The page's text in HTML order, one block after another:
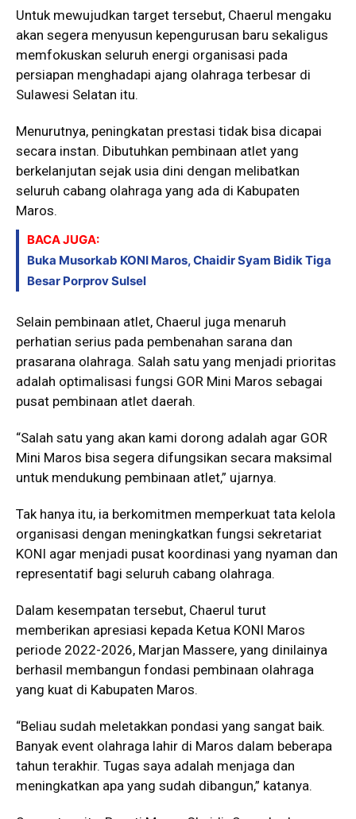
Untuk mewujudkan target tersebut, Chaerul mengaku
akan segera menyusun kepengurusan baru sekaligus
memfokuskan seluruh energi organisasi pada
persiapan menghadapi ajang olahraga terbesar di
Sulawesi Selatan itu.
Menurutnya, peningkatan prestasi tidak bisa dicapai
secara instan. Dibutuhkan pembinaan atlet yang
berkelanjutan sejak usia dini dengan melibatkan
seluruh cabang olahraga yang ada di Kabupaten
Maros.
BACA JUGA:
Buka Musorkab KONI Maros, Chaidir Syam Bidik Tiga
Besar Porprov Sulsel
Selain pembinaan atlet, Chaerul juga menaruh
perhatian serius pada pembenahan sarana dan
prasarana olahraga. Salah satu yang menjadi prioritas
adalah optimalisasi fungsi GOR Mini Maros sebagai
pusat pembinaan atlet daerah.
“Salah satu yang akan kami dorong adalah agar GOR
Mini Maros bisa segera difungsikan secara maksimal
untuk mendukung pembinaan atlet,” ujarnya.
Tak hanya itu, ia berkomitmen memperkuat tata kelola
organisasi dengan meningkatkan fungsi sekretariat
KONI agar menjadi pusat koordinasi yang nyaman dan
representatif bagi seluruh cabang olahraga.
Dalam kesempatan tersebut, Chaerul turut
memberikan apresiasi kepada Ketua KONI Maros
periode 2022-2026, Marjan Massere, yang dinilainya
berhasil membangun fondasi pembinaan olahraga
yang kuat di Kabupaten Maros.
“Beliau sudah meletakkan pondasi yang sangat baik.
Banyak event olahraga lahir di Maros dalam beberapa
tahun terakhir. Tugas saya adalah menjaga dan
meningkatkan apa yang sudah dibangun,” katanya.